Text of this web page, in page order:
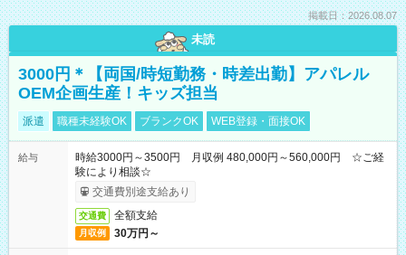
掲載日：2026.08.07
未読
3000円＊【両国/時短勤務・時差出勤】アパレル
OEM企画生産！キッズ担当
派遣 職種未経験OK ブランクOK WEB登録・面接OK
給与
時給3000円～3500円 月収例 480,000円～560,000円 ☆ご経
験により相談☆
交通費別途支給あり
交通費 全額支給
月収例 30万円～